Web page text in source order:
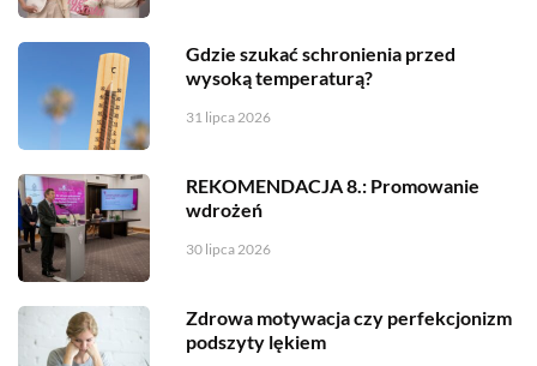
Gdzie szukać schronienia przed
wysoką temperaturą?
31 lipca 2026
REKOMENDACJA 8.: Promowanie
wdrożeń
30 lipca 2026
Zdrowa motywacja czy perfekcjonizm
podszyty lękiem